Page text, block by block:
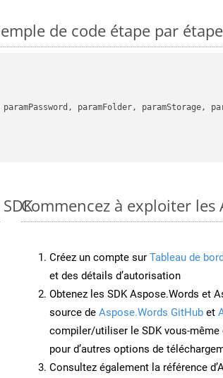
de code étape par étape
paramPassword, paramFolder, paramStorage,
Commencez à exploiter les
Créez un compte sur Tableau de
et des détails d’autorisation
Obtenez les SDK Aspose.Words et
source de Aspose.Words GitHub et
compiler/utiliser le SDK vous-même
pour d’autres options de
Consultez également la référence